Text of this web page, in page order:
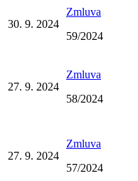
30. 9. 2024
Zmluva
59/2024
27. 9. 2024
Zmluva
58/2024
27. 9. 2024
Zmluva
57/2024